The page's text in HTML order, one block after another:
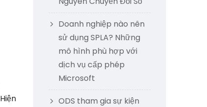
Doanh nghiệp nào nên
sử dụng SPLA? Những
mô hình phù hợp với
dịch vụ cấp phép
Microsoft
ODS tham gia sự kiện